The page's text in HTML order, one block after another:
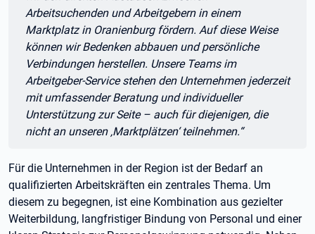
Arbeitsuchenden und Arbeitgebern in einem
Marktplatz in Oranienburg fördern. Auf diese Weise
können wir Bedenken abbauen und persönliche
Verbindungen herstellen. Unsere Teams im
Arbeitgeber-Service stehen den Unternehmen jederzeit
mit umfassender Beratung und individueller
Unterstützung zur Seite – auch für diejenigen, die
nicht an unseren ‚Marktplätzen‘ teilnehmen.“
Für die Unternehmen in der Region ist der Bedarf an
qualifizierten Arbeitskräften ein zentrales Thema. Um
diesem zu begegnen, ist eine Kombination aus gezielter
Weiterbildung, langfristiger Bindung von Personal und einer